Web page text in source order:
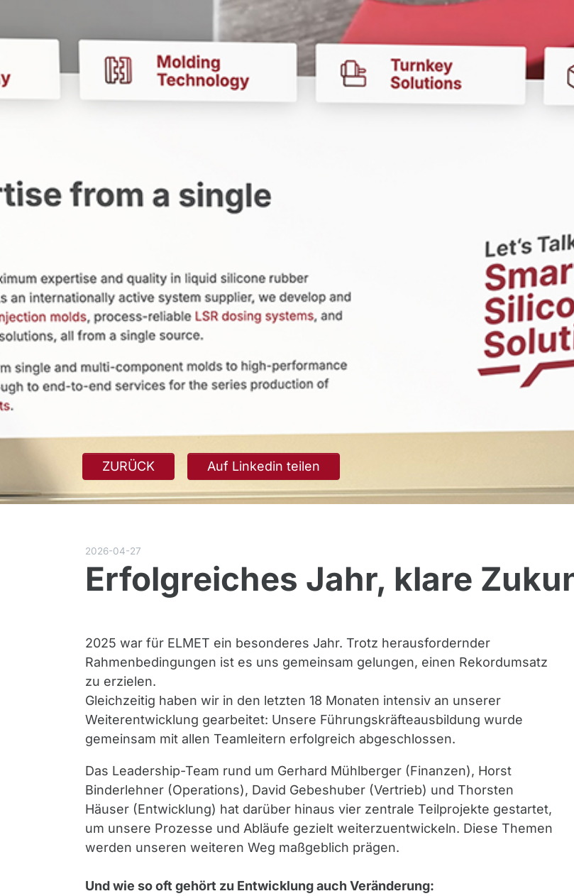
ZURÜCK Auf Linkedin teilen
2026-04-27
Erfolgreiches Jahr, klare
2025 war für ELMET ein besonderes Jahr. Trotz herausfordernder
Rahmenbedingungen ist es uns gemeinsam gelungen, einen Rekordumsatz
zu erzielen.
Gleichzeitig haben wir in den letzten 18 Monaten intensiv an unserer
Weiterentwicklung gearbeitet: Unsere Führungskräfteausbildung wurde
gemeinsam mit allen Teamleitern erfolgreich abgeschlossen.
Das Leadership-Team rund um Gerhard Mühlberger (Finanzen), Horst
Binderlehner (Operations), David Gebeshuber (Vertrieb) und Thorsten
Häuser (Entwicklung) hat darüber hinaus vier zentrale Teilprojekte gestartet,
um unsere Prozesse und Abläufe gezielt weiterzuentwickeln. Diese Themen
werden unseren weiteren Weg maßgeblich prägen.
Und wie so oft gehört zu Entwicklung auch Veränderung: